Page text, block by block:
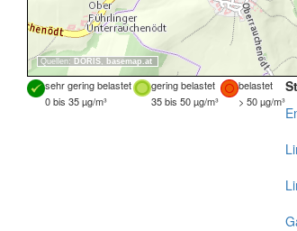
Quellen: DORIS, basemap.at
sehr gering belastet gering belastet
belastet
0 bis 35 µg/m³
35 bis 50 µg/m³ > 50 µg/m³